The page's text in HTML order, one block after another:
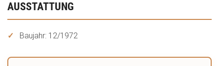
AUSSTATTUNG
Baujahr: 12/1972